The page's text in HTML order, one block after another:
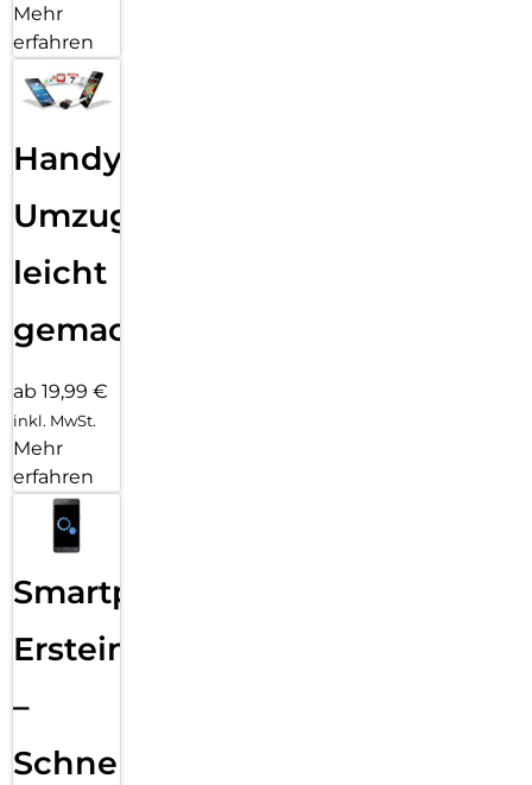
Mehr
erfahren
Handy
Umzug
leicht
gemacht!
ab 19,99 €
inkl. MwSt.
Mehr
erfahren
Smartphone
Ersteinrichtung
–
Schnelle